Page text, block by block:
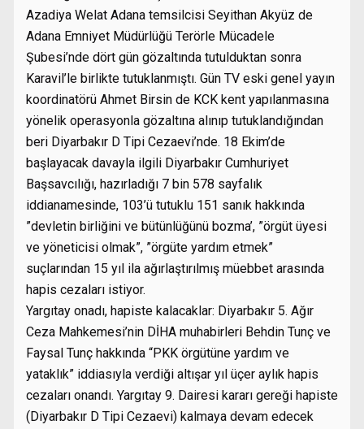
Azadiya Welat Adana temsilcisi Seyithan Akyüz de
Adana Emniyet Müdürlüğü Terörle Mücadele
Şubesi’nde dört gün gözaltında tutulduktan sonra
Karavil’le birlikte tutuklanmıştı. Gün TV eski genel yayın
koordinatörü Ahmet Birsin de KCK kent yapılanmasına
yönelik operasyonla gözaltına alınıp tutuklandığından
beri Diyarbakır D Tipi Cezaevi’nde. 18 Ekim’de
başlayacak davayla ilgili Diyarbakır Cumhuriyet
Başsavcılığı, hazırladığı 7 bin 578 sayfalık
iddianamesinde, 103’ü tutuklu 151 sanık hakkında
”devletin birliğini ve bütünlüğünü bozma’, ”örgüt üyesi
ve yöneticisi olmak”, ”örgüte yardım etmek”
suçlarından 15 yıl ila ağırlaştırılmış müebbet arasında
hapis cezaları istiyor.
Yargıtay onadı, hapiste kalacaklar: Diyarbakır 5. Ağır
Ceza Mahkemesi’nin DİHA muhabirleri Behdin Tunç ve
Faysal Tunç hakkında “PKK örgütüne yardım ve
yataklık” iddiasıyla verdiği altışar yıl üçer aylık hapis
cezaları onandı. Yargıtay 9. Dairesi kararı gereği hapiste
(Diyarbakır D Tipi Cezaevi) kalmaya devam edecek